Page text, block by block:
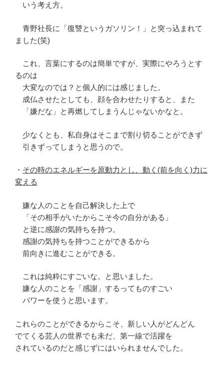
いう考え方。
青野社長に「復讐というガソリン！」と突っ込まれて
ました(笑)
これ、言葉にするのは簡単ですが、実際にやろうとす
るのは
大変なのでは？と個人的には感じました。
成仏させたとしても、顔を合わせたりすると、また
「嫌だな」と再燃してしまうんじゃないかなと。
少なくとも、私自身はそこまで割り切ることができず
引きずってしまうと思うので。
・ その時のエネルギーを原動力とし、動く(前を向く)力に
変える
嫌な人のことを自己解決した上で
「その相手がいたからこそ今の自分がある」
と逆に感謝の気持ちを持つ。
感謝の気持ちを持つことができるから
前向きに進むことができる。
これは純粋にすごいな。と思いました。
嫌な人のことを「感謝」するってものすごい
パワーを使うと思います。
これらのことができるからこそ、新しい人がどんどん
でてくる芸人の世界でも未だ、第一線で活躍を
されているのだと感じずにはいられませんでした。